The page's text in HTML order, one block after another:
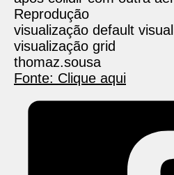
Reprodução
visualização default
visualização grid
thomaz.sousa
Fonte: Clique aqui